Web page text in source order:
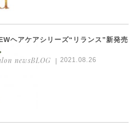
ヘアケアシリーズ“リランス”新発売
newsBLOG 2021.08.26